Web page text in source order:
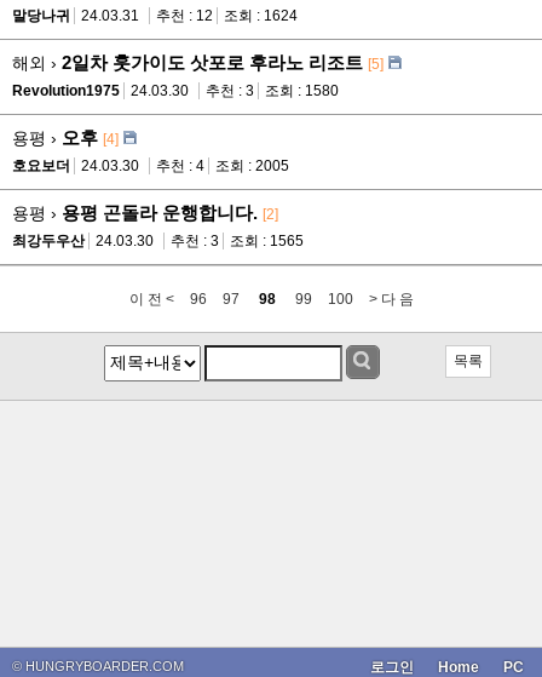
말당나귀
24.03.31 추천 : 12 조회 : 1624
해외 › 2일차 훗가이도 삿포로 후라노 리조트 [5]
Revolution1975
24.03.30 추천 : 3 조회 : 1580
용평 › 오후 [4]
호요보더
24.03.30 추천 : 4 조회 : 2005
용평 › 용평 곤돌라 운행합니다. [2]
최강두우산
24.03.30 추천 : 3 조회 : 1565
이 전 < 96 97 98 99 100 > 다 음
목록
© HUNGRYBOARDER.COM PC
Home
로그인